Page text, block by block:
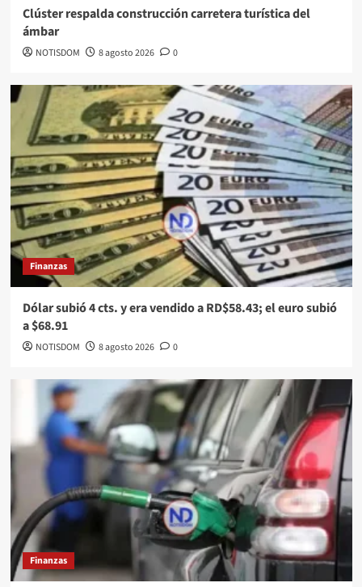
Clúster respalda construcción carretera turística del
ámbar
NOTISDOM 8 agosto 2026 0
Finanzas
Dólar subió 4 cts. y era vendido a RD$58.43; el euro subió
a $68.91
NOTISDOM 8 agosto 2026 0
Finanzas